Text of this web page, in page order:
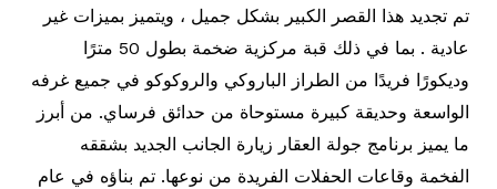
تم تجديد هذا القصر الكبير بشكل جميل ، ويتميز بميزات غير
عادية . بما في ذلك قبة مركزية ضخمة بطول 50 مترًا
وديكورًا فريدًا من الطراز الباروكي والروكوكو في جميع غرفه
الواسعة وحديقة كبيرة مستوحاة من حدائق فرساي. من أبرز
ما يميز برنامج جولة العقار زيارة الجانب الجديد بشققه
الفخمة وقاعات الحفلات الفريدة من نوعها. تم بناؤه في عام